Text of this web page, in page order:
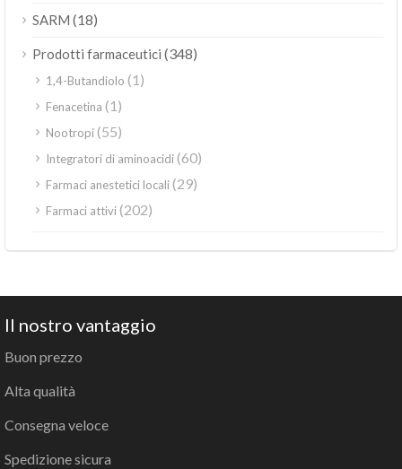
SARM (18)
Prodotti farmaceutici (348)
1,4-Butandiolo (1)
Fenacetina (1)
Nootropi(55)
Integratori di aminoacidi(60)
Farmaci anestetici locali(29)
Farmaci attivi(202)
Il nostro vantaggio
Buon prezzo
Alta qualità
Consegna veloce
Spedizione sicura